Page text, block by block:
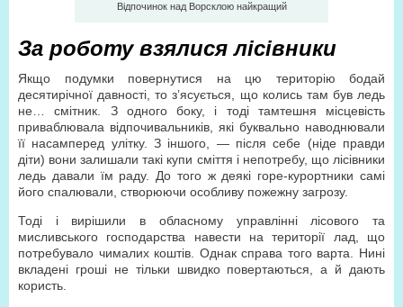
Відпочинок над Ворсклою найкращий
За роботу взялися лісівники
Якщо подумки повернутися на цю територію бодай
десятирічної давності, то з’ясується, що колись там був ледь
не… смітник. З одного боку, і тоді тамтешня місцевість
приваблювала відпочивальників, які буквально наводнювали
її насамперед улітку. З іншого, — після себе (ніде правди
діти) вони залишали такі купи сміття і непотребу, що лісівники
ледь давали їм раду. До того ж деякі горе-курортники самі
його спалювали, створюючи особливу пожежну загрозу.
Тоді і вирішили в обласному управлінні лісового та
мисливського господарства навести на території лад, що
потребувало чималих коштів. Однак справа того варта. Нині
вкладені гроші не тільки швидко повертаються, а й дають
користь.